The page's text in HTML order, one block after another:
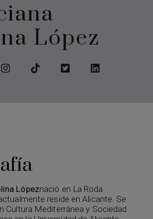
López
Lópeznació en La Roda
reside en Alicante. Se
Cultura Mediterránea y Sociedad